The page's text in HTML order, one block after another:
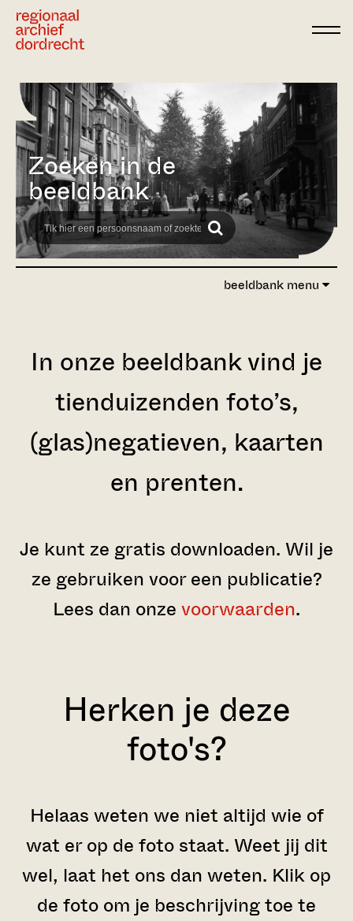
Zoeken in de
beeldbank
beeldbank menu
In onze beeldbank vind je
tienduizenden foto’s,
(glas)negatieven, kaarten
en prenten.
Je kunt ze gratis downloaden. Wil je
ze gebruiken voor een publicatie?
Lees dan onze voorwaarden.
Herken je deze
foto's?
Helaas weten we niet altijd wie of
wat er op de foto staat. Weet jij dit
wel, laat het ons dan weten. Klik op
de foto om je beschrijving toe te